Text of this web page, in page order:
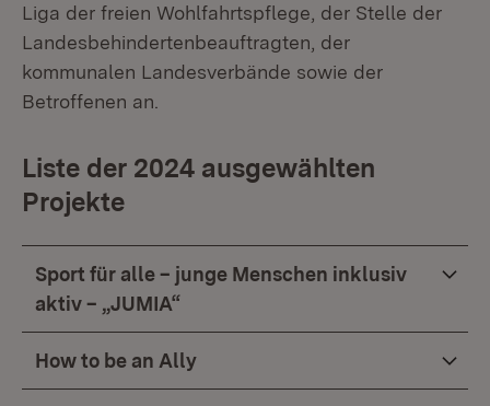
Liga der freien Wohlfahrtspflege, der Stelle der
Landesbehindertenbeauftragten, der
kommunalen Landesverbände sowie der
Betroffenen an.
Liste der 2024 ausgewählten
Projekte
Sport für alle – junge Menschen inklusiv
aktiv – „JUMIA“
How to be an Ally